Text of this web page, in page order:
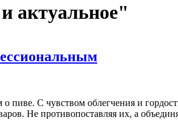
актуальное"
С чувством облегчения и
Не противопоставляя их, а